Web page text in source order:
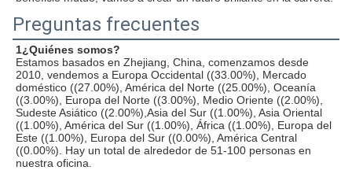
Preguntas frecuentes
1¿Quiénes somos?
Estamos basados en Zhejiang, China, comenzamos desde
2010, vendemos a Europa Occidental ((33.00%), Mercado
doméstico ((27.00%), América del Norte ((25.00%), Oceanía
((3.00%), Europa del Norte ((3.00%), Medio Oriente ((2.00%),
Sudeste Asiático ((2.00%),Asia del Sur ((1.00%), Asia Oriental
((1.00%), América del Sur ((1.00%), África ((1.00%), Europa del
Este ((1.00%), Europa del Sur ((0.00%), América Central
((0.00%). Hay un total de alrededor de 51-100 personas en
nuestra oficina.